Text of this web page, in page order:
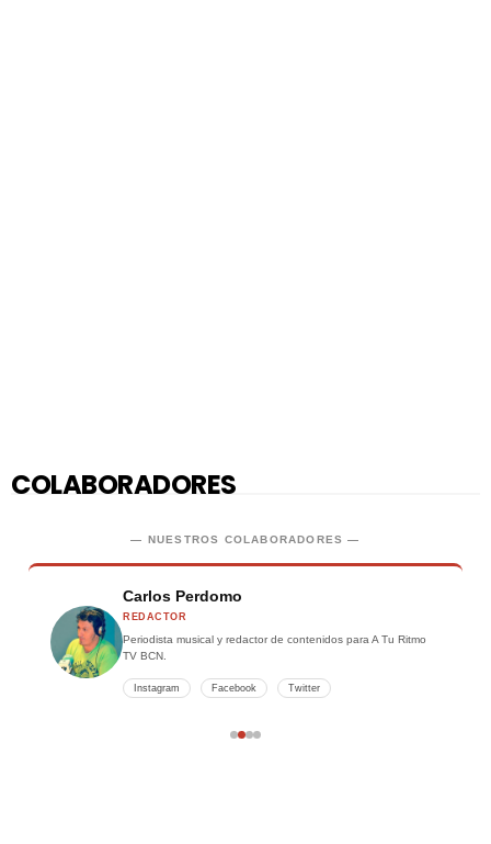
COLABORADORES
— NUESTROS COLABORADORES —
MG
María García
PERIODISTA MUSICAL
Especialista en música latina y urbana. Cubre entrevistas y
Instagram Twitter